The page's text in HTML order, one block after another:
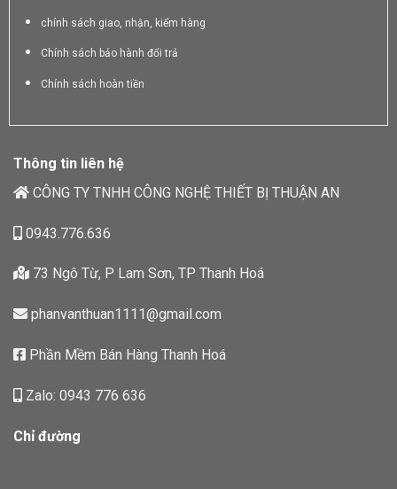
chính sách giao, nhận, kiểm hàng
Chính sách bảo hành đổi trả
Chính sách hoàn tiền
Thông tin liên hệ
CÔNG TY TNHH CÔNG NGHỆ THIẾT BỊ THUẬN AN
0943.776.636
73 Ngô Từ, P Lam Sơn, TP Thanh Hoá
phanvanthuan1111@gmail.com
Phần Mềm Bán Hàng Thanh Hoá
Zalo: 0943 776 636
Chỉ đường